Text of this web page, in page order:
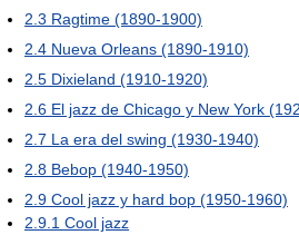
2.3 Ragtime (1890-1900)
2.4 Nueva Orleans (1890-1910)
2.5 Dixieland (1910-1920)
2.6 El jazz de Chicago y New York
2.7 La era del swing (1930-1940)
2.8 Bebop (1940-1950)
2.9 Cool jazz y hard bop (1950-1960)
2.9.1 Cool jazz